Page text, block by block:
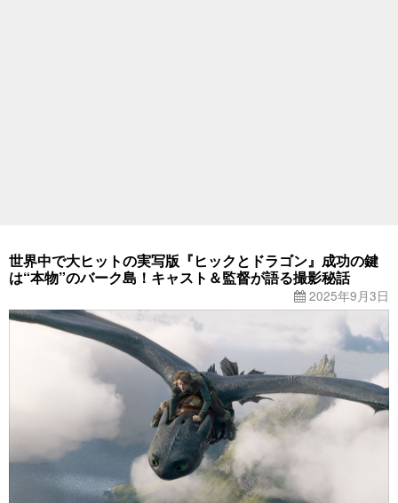
世界中で大ヒットの実写版『ヒックとドラゴン』成功の鍵
は“本物”のバーク島！キャスト＆監督が語る撮影秘話
2025年9月3日